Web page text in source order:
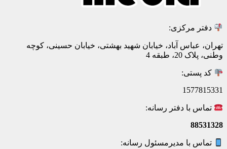
دفتر مرکزی:
تهران، عباس آباد، خیابان شهید بهشتی، خیابان حسینی، کوچه
وطنی، پلاک 20، طبقه 4
کد پستی:
1577815331
تماس با دفتر رسانه:
88531328
تماس با مدیرمسئول رسانه: